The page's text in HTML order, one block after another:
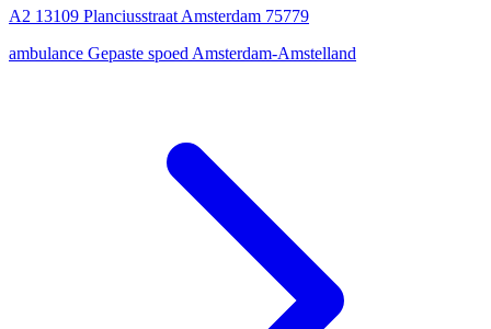
A2 13109 Planciusstraat Amsterdam 75779
ambulance Gepaste spoed Amsterdam-Amstelland